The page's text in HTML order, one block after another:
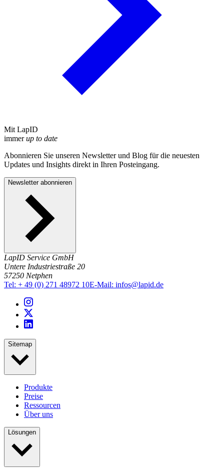
Mit LapID
immerup to date
Abonnieren Sie unseren Newsletter und Blog für die neuesten
Updates und Insights direkt in Ihren Posteingang.
Newsletter abonnieren
LapID Service GmbH
Untere Industriestraße 20
57250 Netphen
Tel: + 49 (0) 271 48972 10E-Mail: infos@lapid.de
Sitemap
Produkte
Preise
Ressourcen
Über uns
Lösungen